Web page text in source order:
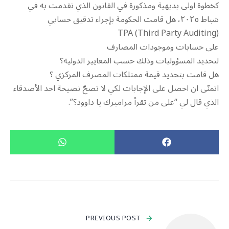
كخطوة اولى بديهية ومذكورة في القانون الذي تقدمت به في
شباط ٢٠٢٥، هل قامت الحكومة بإجراء تدقيق حسابي
TPA (Third Party Auditing)
على حسابات وموجودات المصارف
لتحديد المسؤوليات وذلك حسب المعايير الدولية؟
هل قامت بتحديد قيمة ممتلكات المصرف المركزي ؟
اتمنّى ان احصل على الإجابات لكي لا تصحّ نصيحة احد الأصدقاء
الذي قال لي “على من تقرأ مزاميرك يا داوود؟”.
PREVIOUS POST